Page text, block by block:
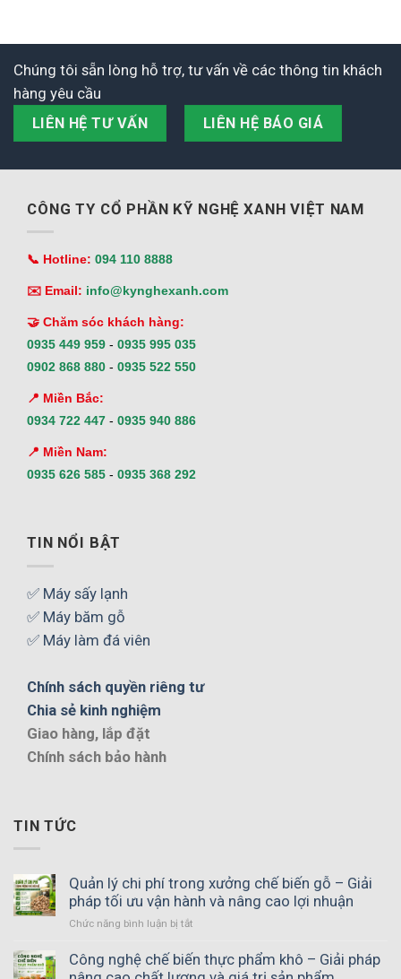
Chúng tôi sẵn lòng hỗ trợ, tư vấn về các thông tin khách
hàng yêu cầu
LIÊN HỆ TƯ VẤN LIÊN HỆ BÁO GIÁ
CÔNG TY CỔ PHẦN KỸ NGHỆ XANH VIỆT NAM
📞 Hotline: 094 110 8888
✉️ Email: info@kynghexanh.com
🤝 Chăm sóc khách hàng:
0935 449 959 - 0935 995 035
0902 868 880 - 0935 522 550
📍 Miền Bắc:
0934 722 447 - 0935 940 886
📍 Miền Nam:
0935 626 585 - 0935 368 292
TIN NỔI BẬT
✅ Máy sấy lạnh
✅ Máy băm gỗ
✅ Máy làm đá viên
Chính sách quyền riêng tư
Chia sẻ kinh nghiệm
Giao hàng, lắp đặt
Chính sách bảo hành
TIN TỨC
Quản lý chi phí trong xưởng chế biến gỗ – Giải
pháp tối ưu vận hành và nâng cao lợi nhuận
Chức năng bình luận bị tắt
lý
Công nghệ chế biến thực phẩm khô – Giải pháp